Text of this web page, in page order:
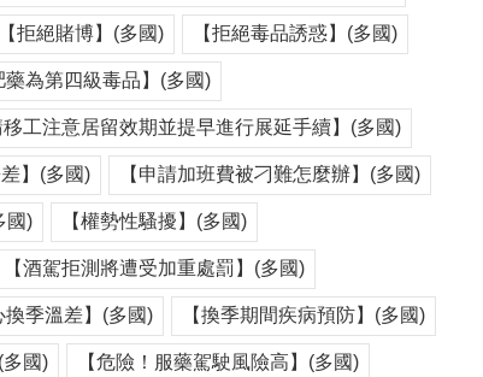
【拒絕賭博】(多國) 【拒絕毒品誘惑】(多國)
藥為第四級毒品】(多國)
移工注意居留效期並提早進行展延手續】(多國)
】(多國) 【申請加班費被刁難怎麼辦】(多國)
國) 【權勢性騷擾】(多國)
【酒駕拒測將遭受加重處罰】(多國)
換季溫差】(多國) 【換季期間疾病預防】(多國)
多國) 【危險！服藥駕駛風險高】(多國)